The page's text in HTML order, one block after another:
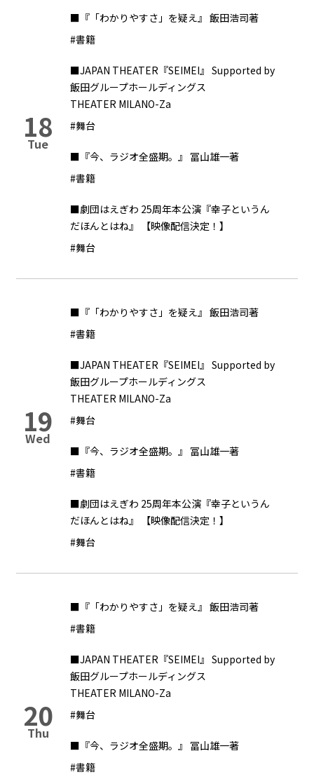
18
Tue
■『「わかりやすさ」を疑え』 飯田浩司著
#書籍
■JAPAN THEATER『SEIMEI』 Supported by
飯田グループホールディングス
THEATER MILANO-Za
#舞台
■『今、ラジオ全盛期。』 冨山雄一著
#書籍
■劇団はえぎわ 25周年本公演『幸子というん
だほんとはね』 【映像配信決定！】
#舞台
19
Wed
■『「わかりやすさ」を疑え』 飯田浩司著
#書籍
■JAPAN THEATER『SEIMEI』 Supported by
飯田グループホールディングス
THEATER MILANO-Za
#舞台
■『今、ラジオ全盛期。』 冨山雄一著
#書籍
■劇団はえぎわ 25周年本公演『幸子というん
だほんとはね』 【映像配信決定！】
#舞台
20
Thu
■『「わかりやすさ」を疑え』 飯田浩司著
#書籍
■JAPAN THEATER『SEIMEI』 Supported by
飯田グループホールディングス
THEATER MILANO-Za
#舞台
■『今、ラジオ全盛期。』 冨山雄一著
#書籍